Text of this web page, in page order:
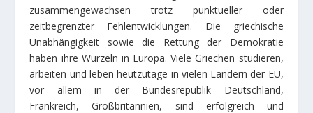
zusammengewachsen trotz punktueller oder
zeitbegrenzter Fehlentwicklungen. Die griechische
Unabhängigkeit sowie die Rettung der Demokratie
haben ihre Wurzeln in Europa. Viele Griechen studieren,
arbeiten und leben heutzutage in vielen Ländern der EU,
vor allem in der Bundesrepublik Deutschland,
Frankreich, Großbritannien, sind erfolgreich und